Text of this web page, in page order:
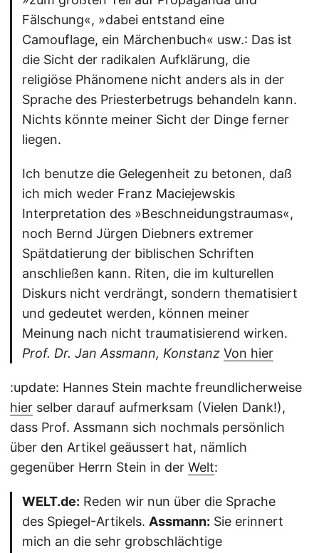
Fälschung«, »dabei entstand eine
Camouflage, ein Märchenbuch« usw.: Das ist
die Sicht der radikalen Aufklärung, die
religiöse Phänomene nicht anders als in der
Sprache des Priesterbetrugs behandeln kann.
Nichts könnte meiner Sicht der Dinge ferner
liegen.
Ich benutze die Gelegenheit zu betonen, daß
ich mich weder Franz Maciejewskis
Interpretation des »Beschneidungstraumas«,
noch Bernd Jürgen Diebners extremer
Spätdatierung der biblischen Schriften
anschließen kann. Riten, die im kulturellen
Diskurs nicht verdrängt, sondern thematisiert
und gedeutet werden, können meiner
Meinung nach nicht traumatisierend wirken.
Prof. Dr. Jan Assmann, Konstanz Von hier
:update: Hannes Stein machte freundlicherweise
hier selber darauf aufmerksam (Vielen Dank!),
dass Prof. Assmann sich nochmals persönlich
über den Artikel geäussert hat, nämlich
gegenüber Herrn Stein in der Welt:
WELT.de: Reden wir nun über die Sprache
des Spiegel-Artikels. Assmann: Sie erinnert
mich an die sehr grobschlächtige